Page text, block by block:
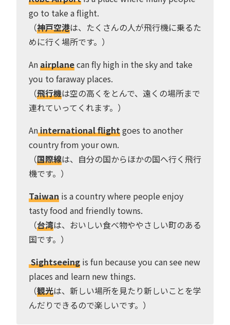
go to take a flight.
（神戸空港は、たくさんの人が飛行機に乗るた
めに行く場所です。）
Anairplanecan fly high in the sky and take
you to faraway places.
（飛行機は空の高くをとんで、遠くの場所まで
連れていってくれます。）
Aninternational flightgoes to another
country from your own.
（国際線は、自分の国からほかの国へ行く飛行
機です。）
Taiwan is a country where people enjoy
tasty food and friendly towns.
（台湾は、おいしい食べ物ややさしい町のある
国です。）
Sightseeing is fun because you can see new
places and learn new things.
（観光は、新しい場所を見たり新しいことを学
んだりできるので楽しいです。）